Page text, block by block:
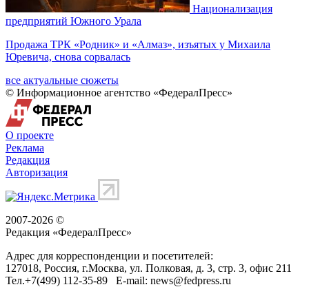
Национализация
предприятий Южного Урала
Продажа ТРК «Родник» и «Алмаз», изъятых у Михаила
Юревича, снова сорвалась
все актуальные сюжеты
© Информационное агентство «ФедералПресс»
О проекте
Реклама
Редакция
Авторизация
2007-2026 ©
Редакция «ФедералПресс»
Адрес для корреспонденции и посетителей:
127018, Россия, г.Москва, ул. Полковая, д. 3, стр. 3, офис 211
Тел.+7(499) 112-35-89 E-mail: news@fedpress.ru